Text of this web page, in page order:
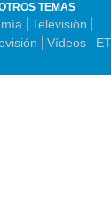
TEMAS
Televisión
Vídeos